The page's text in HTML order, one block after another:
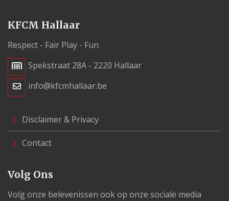
KFCM Hallaar
Respect - Fair Play - Fun
Spekstraat 28A - 2220 Hallaar
info@kfcmhallaar.be
Disclaimer & Privacy
Contact
Volg Ons
Volg onze belevenissen ook op onze sociale media